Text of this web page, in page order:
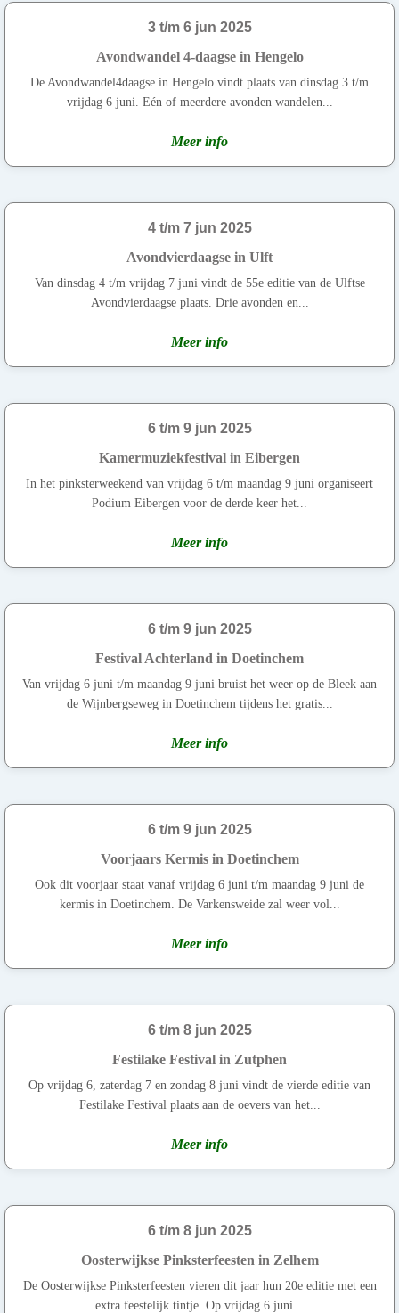
3 t/m 6 jun 2025
Avondwandel 4-daagse in Hengelo
De Avondwandel4daagse in Hengelo vindt plaats van dinsdag 3 t/m
vrijdag 6 juni. Eén of meerdere avonden wandelen...
Meer info
4 t/m 7 jun 2025
Avondvierdaagse in Ulft
Van dinsdag 4 t/m vrijdag 7 juni vindt de 55e editie van de Ulftse
Avondvierdaagse plaats. Drie avonden en...
Meer info
6 t/m 9 jun 2025
Kamermuziekfestival in Eibergen
In het pinksterweekend van vrijdag 6 t/m maandag 9 juni organiseert
Podium Eibergen voor de derde keer het...
Meer info
6 t/m 9 jun 2025
Festival Achterland in Doetinchem
Van vrijdag 6 juni t/m maandag 9 juni bruist het weer op de Bleek aan
de Wijnbergseweg in Doetinchem tijdens het gratis...
Meer info
6 t/m 9 jun 2025
Voorjaars Kermis in Doetinchem
Ook dit voorjaar staat vanaf vrijdag 6 juni t/m maandag 9 juni de
kermis in Doetinchem. De Varkensweide zal weer vol...
Meer info
6 t/m 8 jun 2025
Festilake Festival in Zutphen
Op vrijdag 6, zaterdag 7 en zondag 8 juni vindt de vierde editie van
Festilake Festival plaats aan de oevers van het...
Meer info
6 t/m 8 jun 2025
Oosterwijkse Pinksterfeesten in Zelhem
De Oosterwijkse Pinksterfeesten vieren dit jaar hun 20e editie met een
extra feestelijk tintje. Op vrijdag 6 juni...